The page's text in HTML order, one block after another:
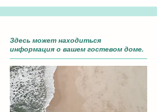
Здесь может находиться
информация о вашем гостевом доме.